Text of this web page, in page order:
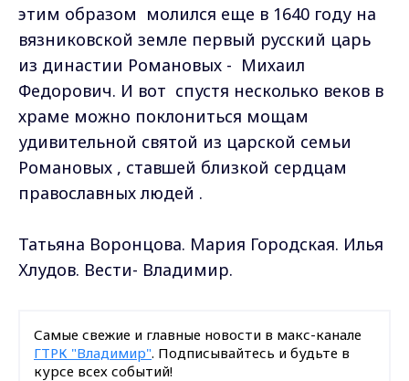
этим образом молился еще в 1640 году на
вязниковской земле первый русский царь
из династии Романовых - Михаил
Федорович. И вот спустя несколько веков в
храме можно поклониться мощам
удивительной святой из царской семьи
Романовых , ставшей близкой сердцам
православных людей .
Татьяна Воронцова. Мария Городская. Илья
Хлудов. Вести- Владимир.
Самые свежие и главные новости в макс-канале
ГТРК "Владимир". Подписывайтесь и будьте в
курсе всех событий!